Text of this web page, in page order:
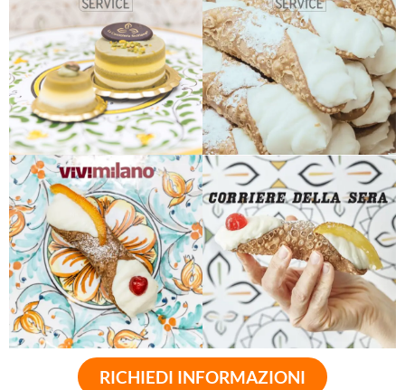
RICHIEDI INFORMAZIONI